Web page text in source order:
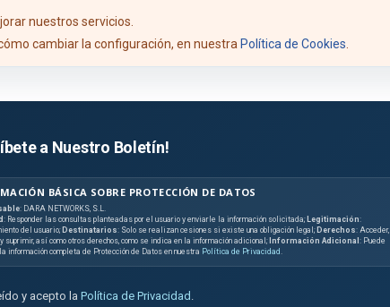
nuestros servicios.
cambiar la configuración, en nuestra Política de Cookies.
a Nuestro Boletín!
BÁSICA SOBRE PROTECCIÓN DE DATOS
: DARA NETWORKS, S.L.
: Responder las consultas planteadas por el usuario y enviarle la información solicitada; Legitimación:
del usuario; Destinatarios: Solo se realizan cesiones si existe una obligación legal; Derechos: Acceder,
suprimir, así como otros derechos, como se indica en la información adicional; Información Adicional : Puede
información completa de Protección de Datos en nuestra Política de Privacidad.
y acepto la Política de Privacidad .